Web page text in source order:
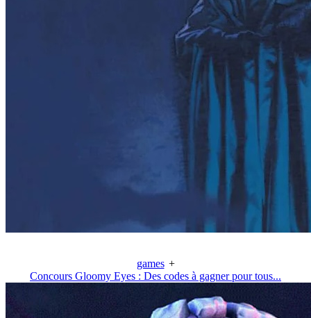
games +
Concours Gloomy Eyes : Des codes à gagner pour tous...